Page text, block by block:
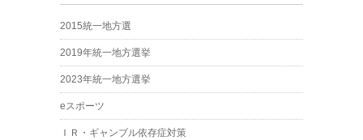
2015統一地方選
2019年統一地方選挙
2023年統一地方選挙
eスポーツ
ＩＲ・ギャンブル依存症対策